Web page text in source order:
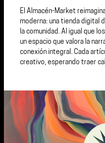
El Almacén-Market
moderna: una tienda digital
la comunidad. Al igual que
un espacio que valora la
conexión integral. Cada
creativo, esperando traer